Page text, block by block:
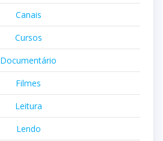
Canais
Cursos
Documentário
Filmes
Leitura
Lendo